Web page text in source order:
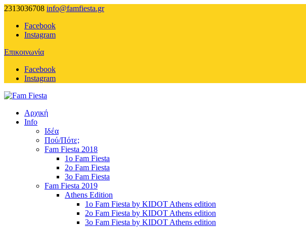
2313036708 info@famfiesta.gr
Facebook
Instagram
Επικοινωνία
Facebook
Instagram
Αρχική
Info
Ιδέα
Πού/Πότε;
Fam Fiesta 2018
1o Fam Fiesta
2ο Fam Fiesta
3ο Fam Fiesta
Fam Fiesta 2019
Athens Edition
1ο Fam Fiesta by KIDOT Athens edition
2ο Fam Fiesta by KIDOT Athens edition
3ο Fam Fiesta by KIDOT Athens edition